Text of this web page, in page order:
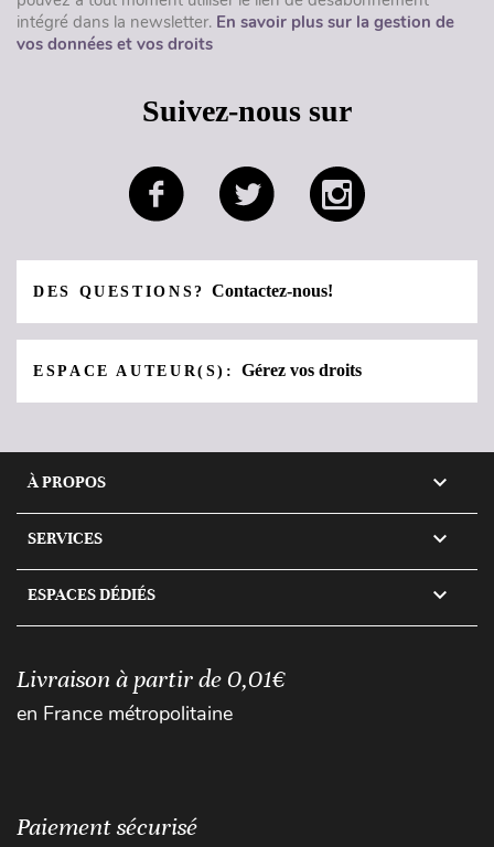
intégré dans la newsletter. En savoir plus sur la gestion de
vos données et vos droits
Suivez-nous sur
DES QUESTIONS?Contactez-nous!
ESPACE AUTEUR(S):Gérez vos droits
À PROPOS 
SERVICES 
ESPACES DÉDIÉS 
Livraison à partir de 0,01€
en France métropolitaine
Paiement sécurisé